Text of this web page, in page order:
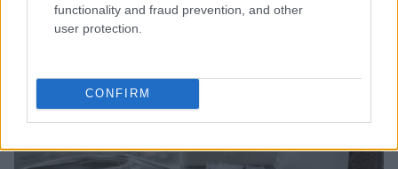
functionality and fraud prevention, and other
user protection.
CONFIRM
ALTRI ANIMALI